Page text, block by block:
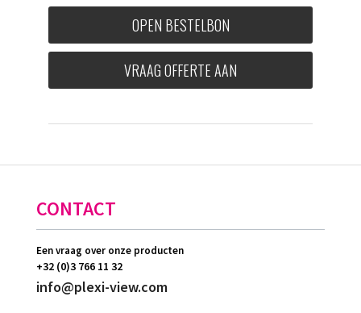
OPEN BESTELBON
VRAAG OFFERTE AAN
CONTACT
Een vraag over onze producten
+32 (0)3 766 11 32
info@plexi-view.com